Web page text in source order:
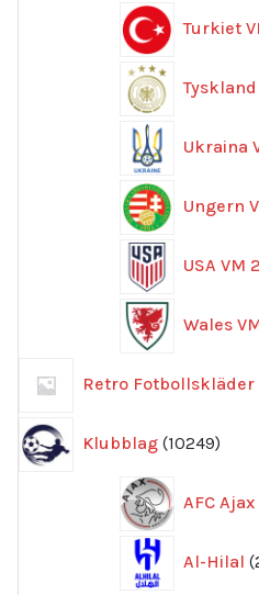
Turkiet
Ukraina
Ungern
USA VM
Wales
Retro Fotbollskläder
Klubblag 10249
AFC Ajax
Al-Hilal